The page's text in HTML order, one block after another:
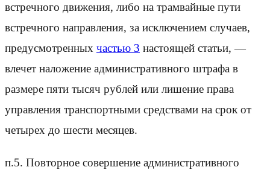
встречного движения, либо на трамвайные пути
встречного направления, за исключением случаев,
предусмотренных частью 3 настоящей статьи, —
влечет наложение административного штрафа в
размере пяти тысяч рублей или лишение права
управления транспортными средствами на срок от
четырех до шести месяцев.
п.5. Повторное совершение административного